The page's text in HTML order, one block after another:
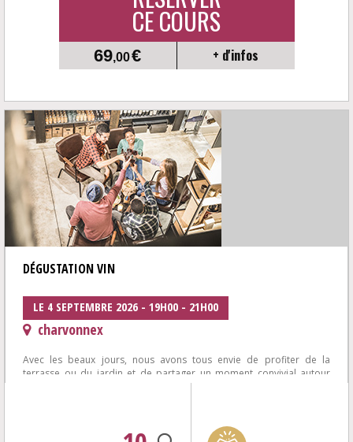
CE COURS
69,00€ + d'infos
DÉGUSTATION VIN
LE 4 SEPTEMBRE 2026 - 19H00 - 21H00
charvonnex
Avec les beaux jours, nous avons tous envie de profiter de la
terrasse ou du jardin et de partager un moment convivial autour